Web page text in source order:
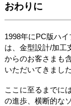
おわりに
1998年にPC版ハ
は、金型設計/加工
からのお客さまも
いただいてきました
ここに至るまでに
の進歩、横断的な